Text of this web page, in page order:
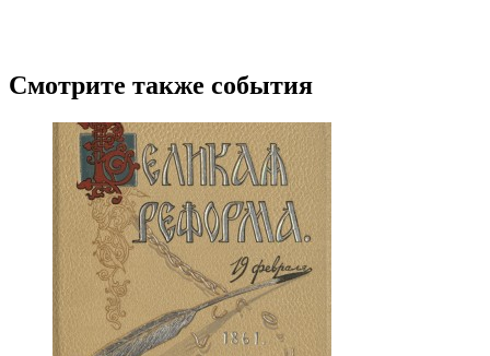
Смотрите также события